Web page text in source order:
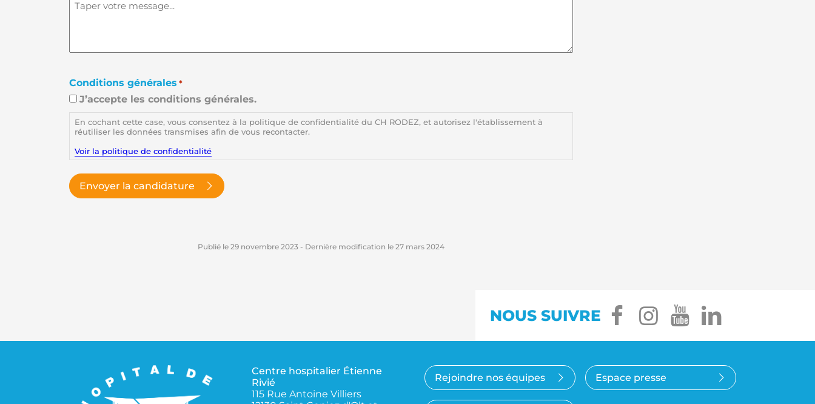
Conditions générales *
J’accepte les conditions générales.
En cochant cette case, vous consentez à la politique de confidentialité du CH RODEZ, et autorisez l'établissement à
réutiliser les données transmises afin de vous recontacter.
Voir la politique de confidentialité
Envoyer la candidature
Publié le 29 novembre 2023 - Dernière modification le 27 mars 2024
NOUS SUIVRE facebook
instagram
youtube
Centre hospitalier Étienne
Rivié
115 Rue Antoine Villiers
Rejoindre nos équipes Espace presse